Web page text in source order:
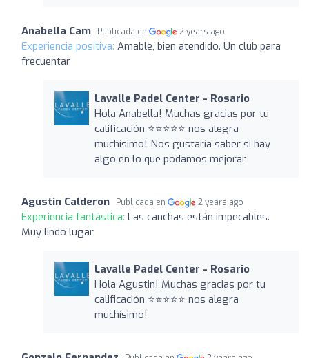
Anabella Cam Publicada en 2 years ago
Experiencia positiva: Amable, bien atendido. Un club para
frecuentar
Lavalle Padel Center - Rosario
Hola Anabella! Muchas gracias por tu
calificación ⭐️⭐️⭐️⭐️⭐️ nos alegra
muchísimo! Nos gustaría saber si hay
algo en lo que podamos mejorar
Agustin Calderon Publicada en 2 years ago
Experiencia fantástica: Las canchas están impecables.
Muy lindo lugar
Lavalle Padel Center - Rosario
Hola Agustin! Muchas gracias por tu
calificación ⭐️⭐️⭐️⭐️⭐️ nos alegra
muchísimo!